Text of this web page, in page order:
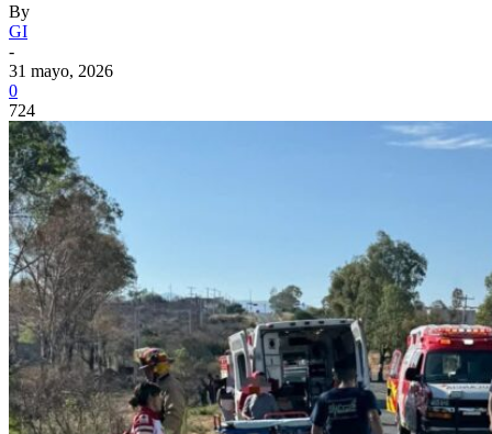
By
GI
-
31 mayo, 2026
0
724